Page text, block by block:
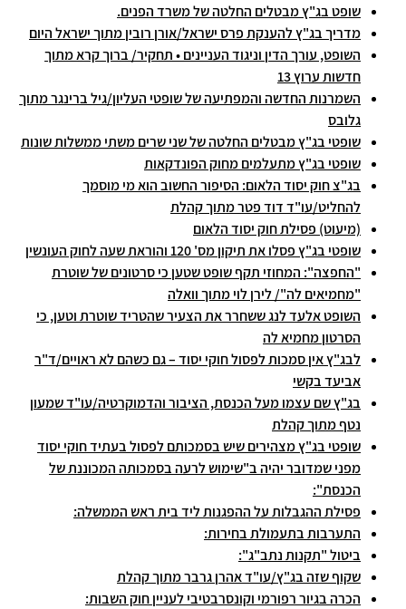
שופט בג"ץ מבטלים החלטה של משרד הפנים.
מדריך בג"ץ להענקת פרס ישראל/אורן רובין מתוך ישראל היום
השופט, עורך הדין וניגוד העניינים • תחקיר/ ברוך קרא מתוך
חדשות ערוץ 13
השמרנות החדשה והמפתיעה של שופטי העליון/גיל ברינגר מתוך
גלובס
שופטי בג"ץ מבטלים החלטה של שני שרים משתי ממשלות שונות
שופטי בג"ץ מתעלמים מחוק הפונדקאות
בג"צ חוק יסוד הלאום: הסיפור החשוב הוא מי מוסמך
להחליט/עו"ד דוד פטר מתוך קהלת
(מיעוט) פסילת חוק יסוד הלאום
שופטי בג"ץ פסלו את תיקון מס' 120 והוראת שעה לחוק העונשין
"החפצה": המחוזי תקף שופט שטען כי סרטונים של שוטרת
"מחמיאים לה"/ לירן לוי מתוך וואלה
השופט אלעד לנג ששחרר את הצעיר שהטריד שוטרת וטען, כי
הסרטון מחמיא לה
לבג"ץ אין סמכות לפסול חוקי יסוד – גם כשהם לא ראויים/ד"ר
אביעד בקשי
בג"ץ שם עצמו מעל הכנסת, הציבור והדמוקרטיה/עו"ד שמעון
נטף מתוך קהלת
שופטי בג"ץ מצהירים שיש בסמכותם לפסול בעתיד חוקי יסוד
מפני שמדובר יהיה ב"שימוש לרעה בסמכותה המכוננת של
הכנסת":
פסילת ההגבלות על ההפגנות ליד בית ראש הממשלה:
התערבות בתעמולת בחירות:
ביטול "תקנות נתב"ג":
שקוף שזה בג"ץ/עו"ד אהרן גרבר מתוך קהלת
הכרה בגיור רפורמי וקונסרבטיבי לעניין חוק השבות: